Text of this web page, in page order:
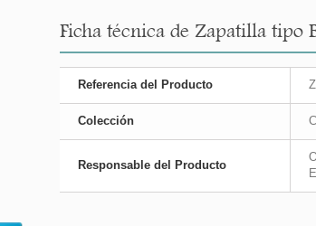
Ficha técnica de Zapatilla tipo
Referencia del Producto
Colección
Responsable del Producto